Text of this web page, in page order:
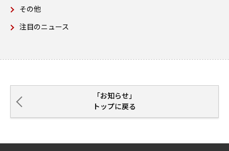
その他
注目のニュース
「お知らせ」
トップに戻る